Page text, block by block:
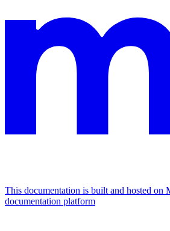
This documentation is built and hosted on
documentation platform